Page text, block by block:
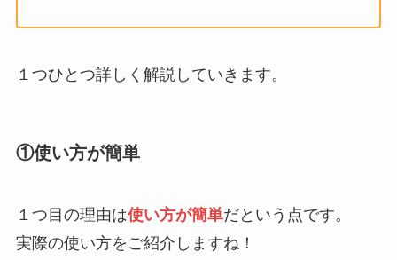
１つひとつ詳しく解説していきます。
①使い方が簡単
１つ目の理由は使い方が簡単だという点です。
実際の使い方をご紹介しますね！